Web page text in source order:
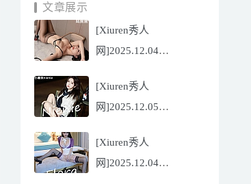
文章展示
[Xiuren秀人
网]2025.12.04
[81P/751.43MB]
[Xiuren秀人
网]2025.12.05
nienie[60P/642.39MB]
[Xiuren秀人
网]2025.12.04